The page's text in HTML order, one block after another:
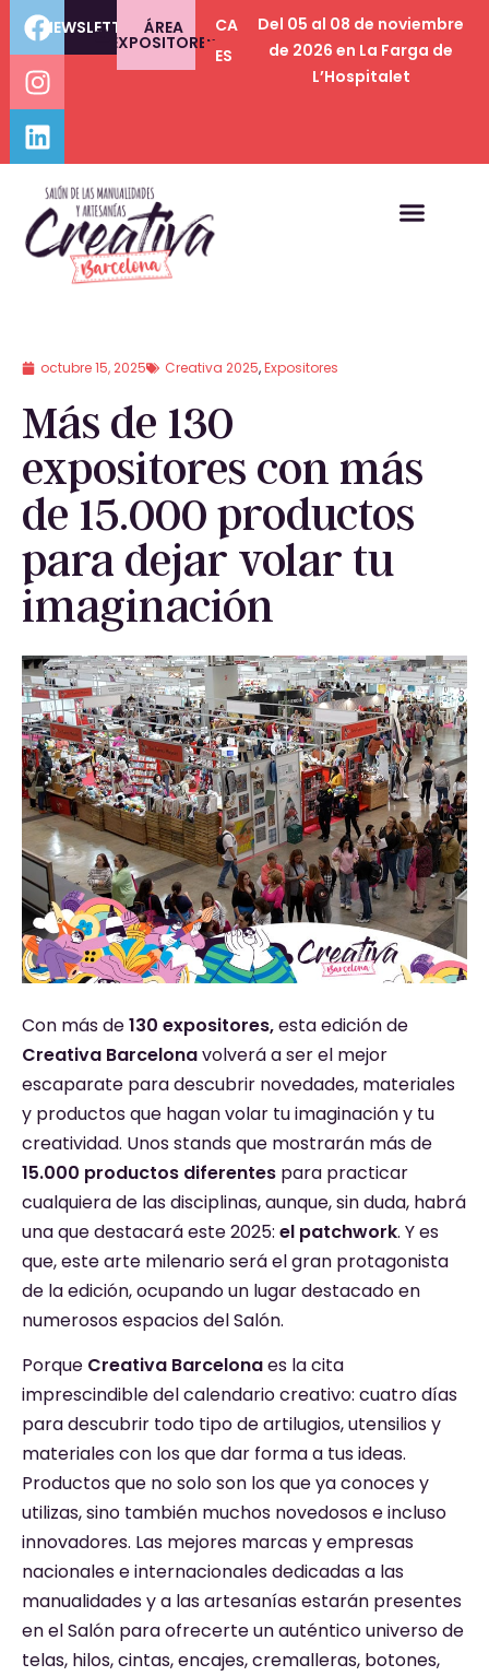
Del 05 al 08 de noviembre
de 2026 en La Farga de
L’Hospitalet
NEWSLETTER ÁREA
EXPOSITORES
CA
ES
octubre 15, 2025 Creativa 2025,Expositores
Más de 130
expositores con más
de 15.000 productos
para dejar volar tu
imaginación
Con más de130 expositores,esta edición de
Creativa Barcelonavolverá a ser el mejor
escaparate para descubrir novedades, materiales
y productos que hagan volar tu imaginación y tu
creatividad. Unos stands que mostrarán más de
15.000 productos diferentes para practicar
cualquiera de las disciplinas, aunque, sin duda, habrá
una que destacará este 2025: el patchwork. Y es
que, este arte milenario será el gran protagonista
de la edición, ocupando un lugar destacado en
numerosos espacios del Salón.
Porque Creativa Barcelonaes la cita
imprescindible del calendario creativo: cuatro días
para descubrir todo tipo de artilugios, utensilios y
materiales con los que dar forma a tus ideas.
Productos que no solo son los que ya conoces y
utilizas, sino también muchos novedosos e incluso
innovadores. Las mejores marcas y empresas
nacionales e internacionales dedicadas a las
manualidades y a las artesanías estarán presentes
en el Salón para ofrecerte un auténtico universo de
telas, hilos, cintas, encajes, cremalleras, botones,